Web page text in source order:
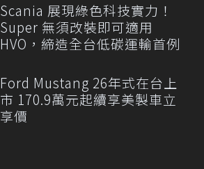
Scania 展現綠色科技實力！
Super 無須改裝即可適用
HVO，締造全台低碳運輸首例
Ford Mustang 26年式在台上
市 170.9萬元起續享美製車立
享價